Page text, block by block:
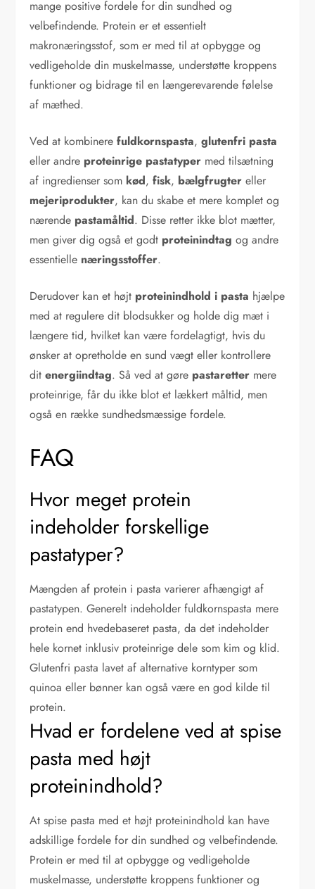
mange positive fordele for din sundhed og
velbefindende. Protein er et essentielt
makronæringsstof, som er med til at opbygge og
vedligeholde din muskelmasse, understøtte kroppens
funktioner og bidrage til en længerevarende følelse
af mæthed.
Ved at kombinerefuldkornspasta,glutenfri pasta
eller andre proteinrige pastatyper med tilsætning
af ingredienser som kød,fisk, bælgfrugter eller
mejeriprodukter, kan du skabe et mere komplet og
nærende pastamåltid. Disse retter ikke blot mætter,
men giver dig også et godt proteinindtag og andre
essentielle næringsstoffer.
Derudover kan et højt proteinindhold i pasta hjælpe
med at regulere dit blodsukker og holde dig mæt i
længere tid, hvilket kan være fordelagtigt, hvis du
ønsker at opretholde en sund vægt eller kontrollere
ditenergiindtag. Så ved at gøre pastaretter mere
proteinrige, får du ikke blot et lækkert måltid, men
også en række sundhedsmæssige fordele.
FAQ
Hvor meget protein
indeholder forskellige
pastatyper?
Mængden af protein i pasta varierer afhængigt af
pastatypen. Generelt indeholder fuldkornspasta mere
protein end hvedebaseret pasta, da det indeholder
hele kornet inklusiv proteinrige dele som kim og klid.
Glutenfri pasta lavet af alternative korntyper som
quinoa eller bønner kan også være en god kilde til
protein.
Hvad er fordelene ved at spise
pasta med højt
proteinindhold?
At spise pasta med et højt proteinindhold kan have
adskillige fordele for din sundhed og velbefindende.
Protein er med til at opbygge og vedligeholde
muskelmasse, understøtte kroppens funktioner og